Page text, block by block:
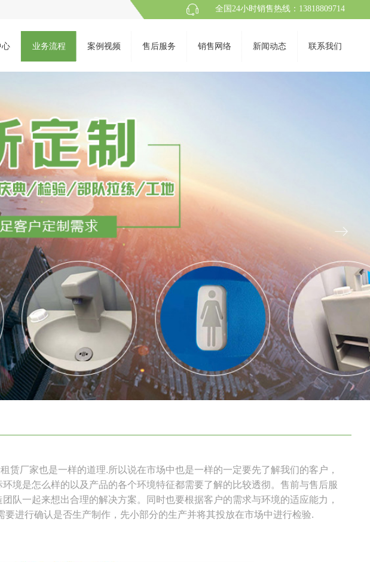
全国24小时销售热线：13818809714
心 业务流程 案例视频 售后服务 销售网络 新闻动态 联系我们
ꁹ
厂家也是一样的道理.所以说在市场中也是一样的一定要先了解我们的客户，
境是怎么样的以及产品的各个环境特征都需要了解的比较透彻。售前与售后服
队一起来想出合理的解决方案。同时也要根据客户的需求与环境的适应能力，
进行确认是否生产制作，先小部分的生产并将其投放在市场中进行检验.